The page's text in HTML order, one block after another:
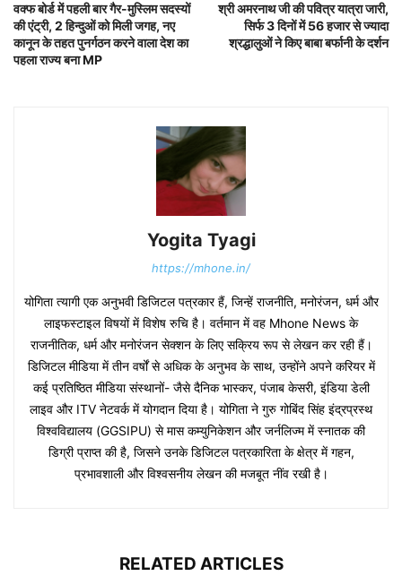
वक्फ बोर्ड में पहली बार गैर-मुस्लिम सदस्यों
की एंट्री, 2 हिन्दुओं को मिली जगह, नए
कानून के तहत पुनर्गठन करने वाला देश का
पहला राज्य बना MP
श्री अमरनाथ जी की पवित्र यात्रा जारी,
सिर्फ 3 दिनों में 56 हजार से ज्यादा
श्रद्धालुओं ने किए बाबा बर्फानी के दर्शन
Yogita Tyagi
https://mhone.in/
योगिता त्यागी एक अनुभवी डिजिटल पत्रकार हैं, जिन्हें राजनीति, मनोरंजन, धर्म और
लाइफस्टाइल विषयों में विशेष रुचि है। वर्तमान में वह Mhone News के
राजनीतिक, धर्म और मनोरंजन सेक्शन के लिए सक्रिय रूप से लेखन कर रही हैं।
डिजिटल मीडिया में तीन वर्षों से अधिक के अनुभव के साथ, उन्होंने अपने करियर में
कई प्रतिष्ठित मीडिया संस्थानों- जैसे दैनिक भास्कर, पंजाब केसरी, इंडिया डेली
लाइव और ITV नेटवर्क में योगदान दिया है। योगिता ने गुरु गोबिंद सिंह इंद्रप्रस्थ
विश्वविद्यालय (GGSIPU) से मास कम्युनिकेशन और जर्नलिज्म में स्नातक की
डिग्री प्राप्त की है, जिसने उनके डिजिटल पत्रकारिता के क्षेत्र में गहन,
प्रभावशाली और विश्वसनीय लेखन की मजबूत नींव रखी है।
RELATED ARTICLES